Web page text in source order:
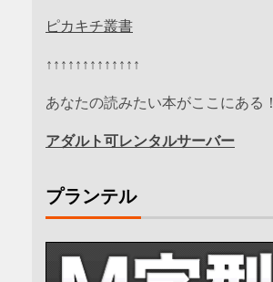
ピカキチ叢書
↑↑↑↑↑↑↑↑↑↑↑↑↑
あなたの読みたい本がここにある！
アダルト可レンタルサーバー
プランテル